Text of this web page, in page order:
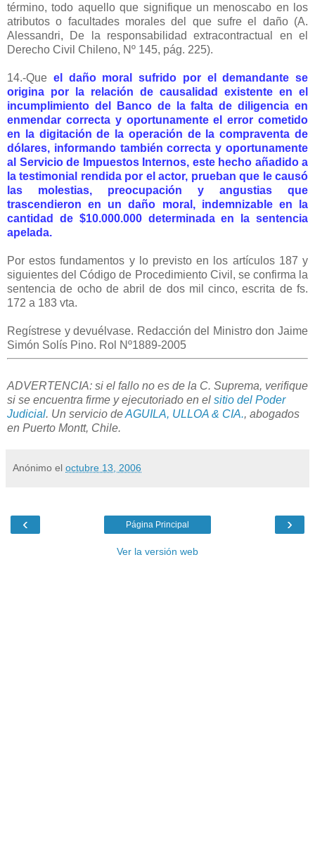
término, todo aquello que signifique un menoscabo en los
atributos o facultades morales del que sufre el daño (A.
Alessandri, De la responsabilidad extracontractual en el
Derecho Civil Chileno, Nº 145, pág. 225).
14.-Que el daño moral sufrido por el demandante se
origina por la relación de causalidad existente en el
incumplimiento del Banco de la falta de diligencia en
enmendar correcta y oportunamente el error cometido
en la digitación de la operación de la compraventa de
dólares, informando también correcta y oportunamente
al Servicio de Impuestos Internos, este hecho añadido a
la testimonial rendida por el actor, prueban que le causó
las molestias, preocupación y angustias que
trascendieron en un daño moral, indemnizable en la
cantidad de $10.000.000 determinada en la sentencia
apelada.
Por estos fundamentos y lo previsto en los artículos 187 y
siguientes del Código de Procedimiento Civil, se confirma la
sentencia de ocho de abril de dos mil cinco, escrita de fs.
172 a 183 vta.
Regístrese y devuélvase. Redacción del Ministro don Jaime
Simón Solís Pino. Rol Nº1889-2005
ADVERTENCIA: si el fallo no es de la C. Suprema, verifique
si se encuentra firme y ejecutoriado en el sitio del Poder
Judicial. Un servicio deAGUILA, ULLOA & CIA., abogados
en Puerto Montt, Chile.
Anónimo el octubre 13, 2006
‹ ›
Página Principal
Ver la versión web